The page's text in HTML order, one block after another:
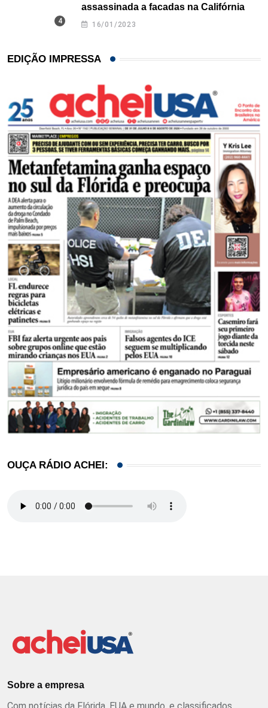
assassinada a facadas na Califórnia
16/01/2023
EDIÇÃO IMPRESSA
OUÇA RÁDIO ACHEI:
Sobre a empresa